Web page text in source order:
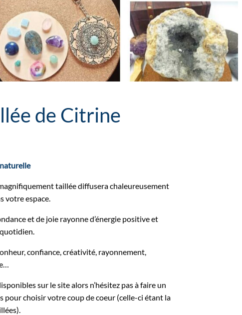
de Citrine
taillée diffusera chaleureusement
votre espace.
et de joie rayonne d’énergie positive et
confiance, créativité, rayonnement,
sur le site alors n’hésitez pas à faire un
pour choisir votre coup de coeur (celle-ci étant la